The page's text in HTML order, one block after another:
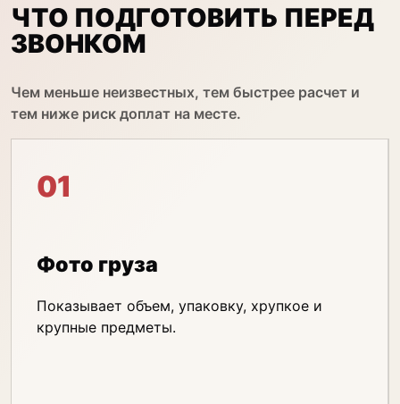
ЧТО ПОДГОТОВИТЬ ПЕРЕД
ЗВОНКОМ
Чем меньше неизвестных, тем быстрее расчет и
тем ниже риск доплат на месте.
01
Фото груза
Показывает объем, упаковку, хрупкое и
крупные предметы.